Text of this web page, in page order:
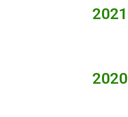
2021
2020